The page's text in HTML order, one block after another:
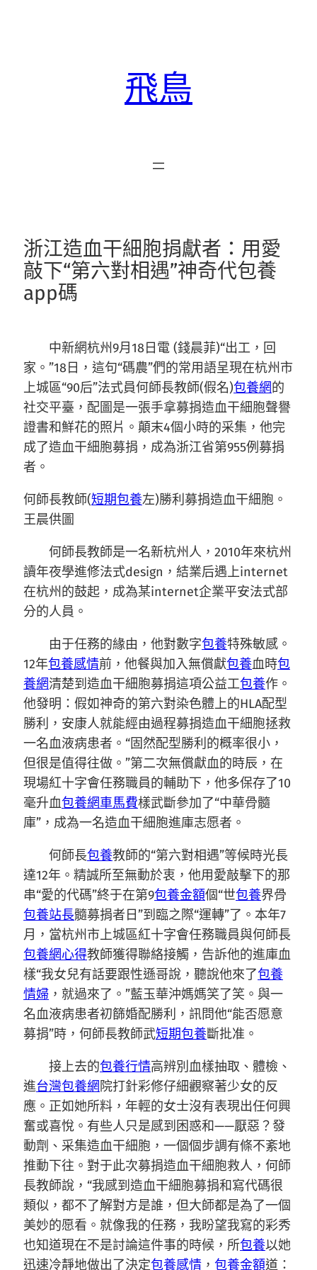
飛鳥
浙江造血干細胞捐獻者：用愛
敲下“第六對相遇”神奇代包養
app碼
中新網杭州9月18日電 (錢晨菲)“出工，回
家。”18日，這句“碼農”們的常用語呈現在杭州市
上城區“90后”法式員何師長教師(假名)包養網的
社交平臺，配圖是一張手拿募捐造血干細胞聲譽
證書和鮮花的照片。顛末4個小時的采集，他完
成了造血干細胞募捐，成為浙江省第955例募捐
者。
何師長教師(短期包養左)勝利募捐造血干細胞。
王晨供圖
何師長教師是一名新杭州人，2010年來杭州
讀年夜學進修法式design，結業后遇上internet
在杭州的鼓起，成為某internet企業平安法式部
分的人員。
由于任務的緣由，他對數字包養特殊敏感。
12年包養感情前，他餐與加入無償獻包養血時包
養網清楚到造血干細胞募捐這項公益工包養作。
他發明：假如神奇的第六對染色體上的HLA配型
勝利，安康人就能經由過程募捐造血干細胞拯救
一名血液病患者。“固然配型勝利的概率很小，
但很是值得往做。”第二次無償獻血的時辰，在
現場紅十字會任務職員的輔助下，他多保存了10
毫升血包養網車馬費樣武斷參加了“中華骨髓
庫”，成為一名造血干細胞進庫志愿者。
何師長包養教師的“第六對相遇”等候時光長
達12年。精誠所至無動於衷，他用愛敲擊下的那
串“愛的代碼”終于在第9包養金額個“世包養界骨
包養站長髓募捐者日”到臨之際“運轉”了。本年7
月，當杭州市上城區紅十字會任務職員與何師長
包養網心得教師獲得聯絡接觸，告訴他的進庫血
樣“我女兒有話要跟性遜哥說，聽說他來了包養
情婦 ，就過來了。”藍玉華沖媽媽笑了笑。與一
名血液病患者初篩婚配勝利，訊問他“能否愿意
募捐”時，何師長教師武短期包養斷批准。
接上去的包養行情高辨別血樣抽取、體檢、
進台灣包養網 院打針彩修仔細觀察著少女的反
應。正如她所料，年輕的女士沒有表現出任何興
奮或喜悅。有些人只是感到困惑和——厭惡？發
動劑、采集造血干細胞，一個個步調有條不紊地
推動下往。對于此次募捐造血干細胞救人，何師
長教師說，“我感到造血干細胞募捐和寫代碼很
類似，都不了解對方是誰，但大師都是為了一個
美妙的愿看。就像我的任務，我盼望我寫的彩秀
也知道現在不是討論這件事的時候，所包養以她
迅速冷靜地做出了決定包養感情 ， 包養金額道：